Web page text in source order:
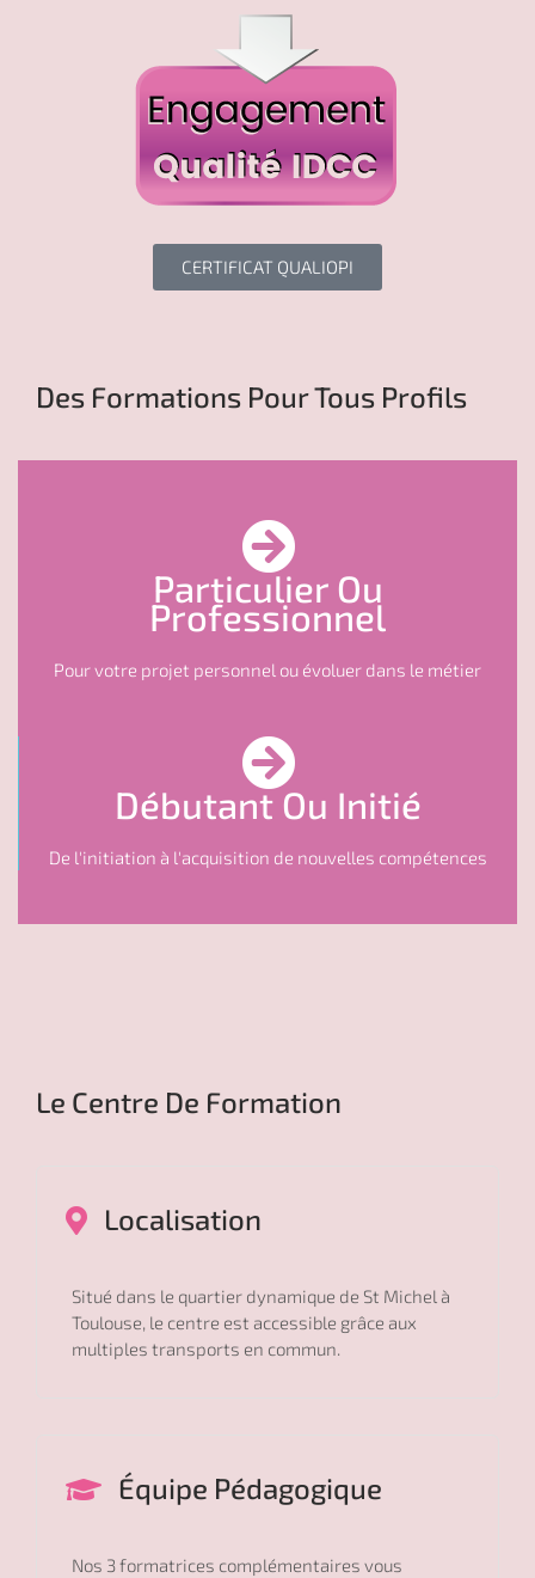
CERTIFICAT QUALIOPI
Des Formations Pour Tous Profils
Particulier Ou
Professionnel
Pour votre projet personnel ou évoluer dans le métier
Débutant Ou Initié
De l'initiation à l'acquisition de nouvelles compétences
Le Centre De Formation
Localisation
Situé dans le quartier dynamique de St Michel à
Toulouse, le centre est accessible grâce aux
multiples transports en commun.
Équipe Pédagogique
Nos 3 formatrices complémentaires vous